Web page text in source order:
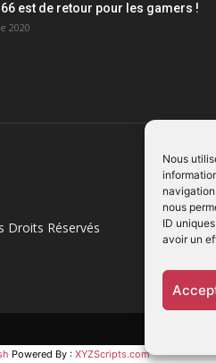
Nous
nous
ID
avoir un
est de retour pour les gamers !
2020
Droits Réservés
Powered By : XYZScripts.com